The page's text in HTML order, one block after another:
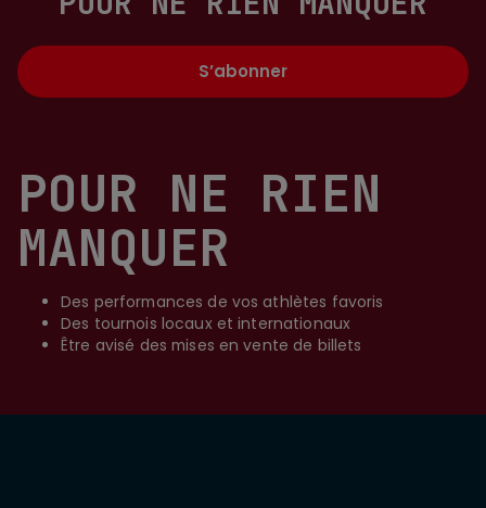
POUR NE RIEN
MANQUER
Des performances de vos athlètes favoris
Des tournois locaux et internationaux
Être avisé des mises en vente de billets
S’abonner